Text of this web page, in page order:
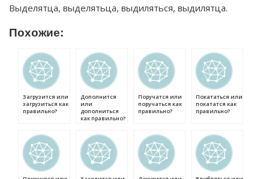
Выделятца, выделятьца, выдиляться, выдилятца.
Похожие:
Загрузится или
загрузиться как
правильно?
Дополнится
или
дополниться
как правильно?
Поручатся или
поручаться как
правильно?
Покататься или
покататся как
правильно?